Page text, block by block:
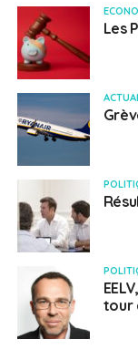
17 euros
SUJETS ASSOCIÉS:
Les
tour